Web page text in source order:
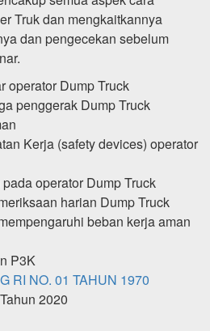
Truk dan mengkaitkannya
dan pengecekan sebelum
operator Dump Truck
penggerak Dump Truck
Kerja (safety devices) operator
operator Dump Truck
harian Dump Truck
beban kerja aman
P3K
RI NO. 01 TAHUN 1970
2020